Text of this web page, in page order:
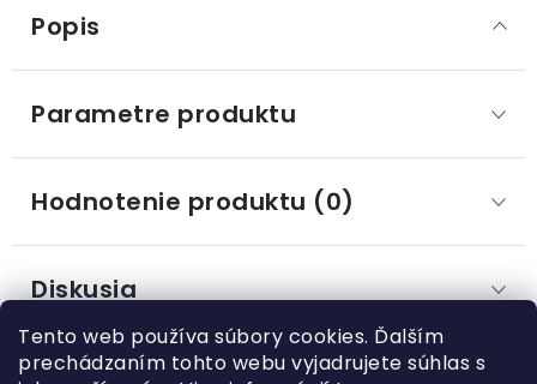
Tento web používa súbory cookies. Ďalším
prechádzaním tohto webu vyjadrujete súhlas s
Popis
Parametre produktu
Hodnotenie produktu (0)
Diskusia